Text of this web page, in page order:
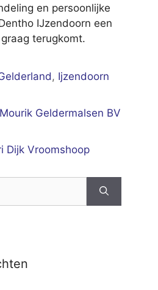
en persoonlijke
IJzendoorn een
terugkomt.
, Ijzendoorn
Geldermalsen BV
Dijk Vroomshoop